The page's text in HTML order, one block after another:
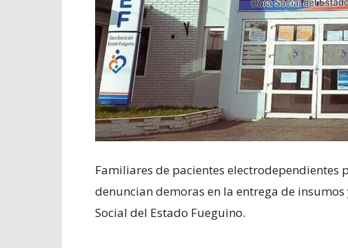
Familiares de pacientes
denuncian demoras en la entrega de
Social del Estado Fueguino.